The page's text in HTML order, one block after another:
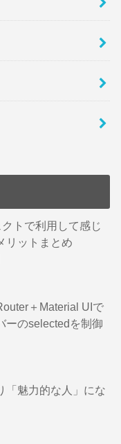
トで利用して感じ
リットまとめ
＋Material UIで
ーのselectedを制御
「魅力的な人」にな